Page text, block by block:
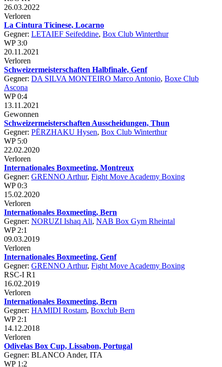
26.03.2022
Verloren
La Cintura Ticinese, Locarno
Gegner: LETAIEF Seifeddine, Box Club Winterthur
WP 3:0
20.11.2021
Verloren
Schweizermeisterschaften Halbfinale, Genf
Gegner: DA SILVA MONTEIRO Marco Antonio, Boxe Club
Ascona
WP 0:4
13.11.2021
Gewonnen
Schweizermeisterschaften Ausscheidungen, Thun
Gegner: PËRZHAKU Hysen, Box Club Winterthur
WP 5:0
22.02.2020
Verloren
Internationales Boxmeeting, Montreux
Gegner: GRENNO Arthur, Fight Move Academy Boxing
WP 0:3
15.02.2020
Verloren
Internationales Boxmeeting, Bern
Gegner: NORUZI Ishaq Ali, NAB Box Gym Rheintal
WP 2:1
09.03.2019
Verloren
Internationales Boxmeeting, Genf
Gegner: GRENNO Arthur, Fight Move Academy Boxing
RSC-I R1
16.02.2019
Verloren
Internationales Boxmeeting, Bern
Gegner: HAMIDI Rostam, Boxclub Bern
WP 2:1
14.12.2018
Verloren
Odivelas Box Cup, Lissabon, Portugal
Gegner: BLANCO Ander, ITA
WP 1:2